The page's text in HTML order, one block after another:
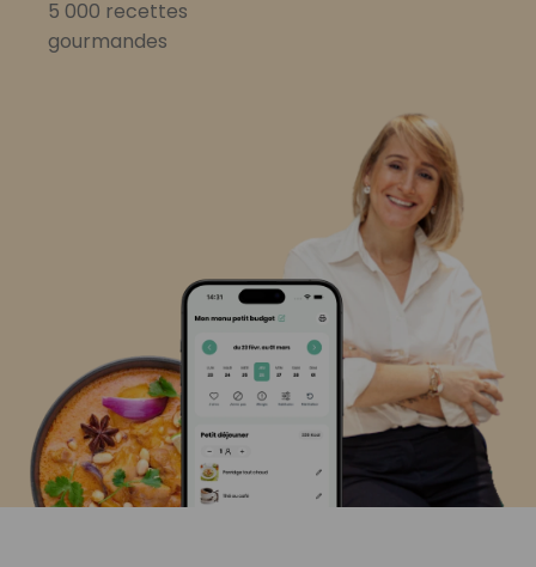
5 000 recettes
gourmandes